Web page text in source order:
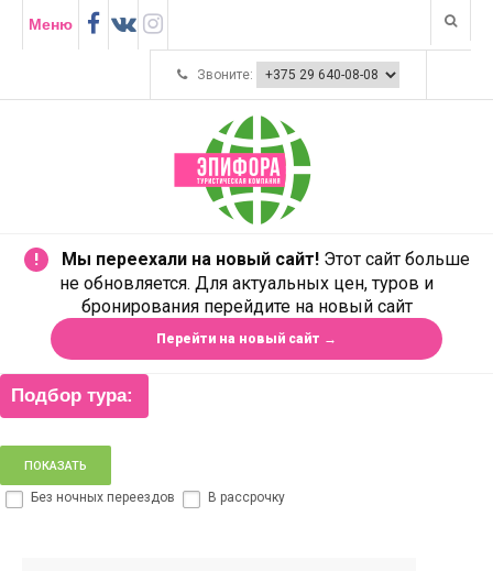
Меню
Звоните:
! Мы переехали на новый сайт!Этот сайт больше
не обновляется. Для актуальных цен, туров и
бронирования перейдите на новый сайт
Перейти на новый сайт →
Подбор тура:
Без ночных переездов В рассрочку